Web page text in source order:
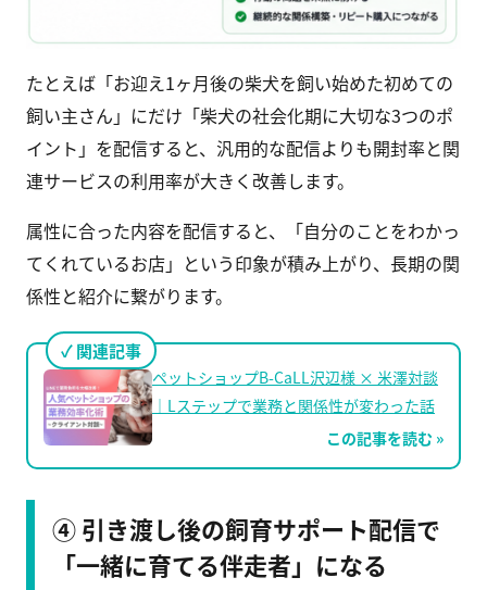
たとえば「お迎え1ヶ月後の柴犬を飼い始めた初めての
飼い主さん」にだけ「柴犬の社会化期に大切な3つのポ
イント」を配信すると、汎用的な配信よりも開封率と関
連サービスの利用率が大きく改善します。
属性に合った内容を配信すると、「自分のことをわかっ
てくれているお店」という印象が積み上がり、長期の関
係性と紹介に繋がります。
関連記事
ペットショップB-CaLL沢辺様 × 米澤対談
｜Lステップで業務と関係性が変わった話
この記事を読む »
④ 引き渡し後の飼育サポート配信で
「一緒に育てる伴走者」になる